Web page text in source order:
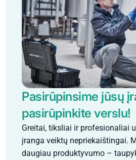
Pasirūpinsime jūsų
pasirūpinkite verslu!
Greitai, tiksliai ir profesionaliai
įranga veiktų nepriekaištingai.
daugiau produktyvumo –